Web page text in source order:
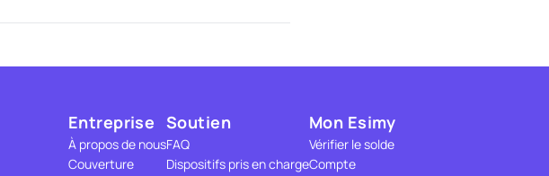
Entreprise
À propos de nous
Couverture
Soutien
FAQ
Dispositifs pris en charge
Mon Esimy
Vérifier le solde
Compte